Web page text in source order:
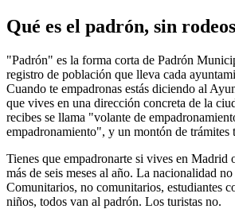
Qué es el padrón, sin rodeos
"Padrón" es la forma corta de Padrón
registro de población que lleva cada
Cuando te empadronas estás diciendo al
que vives en una dirección concreta de la
recibes se llama "volante de
empadronamiento", y un montón de trámites
Tienes que empadronarte si vives en Madrid
más de seis meses al año. La nacionalidad
Comunitarios, no comunitarios, estudiantes
niños, todos van al padrón. Los turistas no.